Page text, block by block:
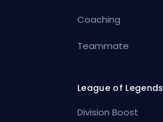
Coaching
Teammate
League of Legends
Division Boost